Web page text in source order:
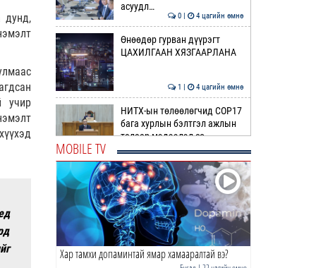
дунд,
учир
асуудл…
0 | 4 цагийн өмнө
Өнөөдөр гурван дүүрэгт
ЦАХИЛГААН ХЯЗГААРЛАНА
1 | 4 цагийн өмнө
НИТХ-ын төлөөлөгчид COP17
бага хурлын бэлтгэл ажлын
талаар мэдээлэл со…
Өнөөдөр ихэнх нутгаар хална
0 | 5 цагийн өмнө
ӨРНИЙН ЗУРХАЙ | Нумынхан
MOBILE TV
Хар тамхи допаминтай ямар хамааралтай вэ?